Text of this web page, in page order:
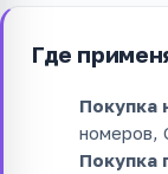
Где
Покупка
номеров,
Покупка